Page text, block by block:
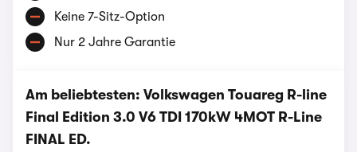
Keine 7-Sitz-Option
Nur 2 Jahre Garantie
Am beliebtesten: Volkswagen Touareg R-line
Final Edition 3.0 V6 TDI 170kW 4MOT R-Line
FINAL ED.